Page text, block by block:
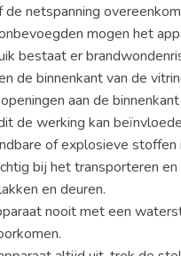
de netspanning
mogen het
bestaat er
de binnenkant van de
aan de
de werking kan
of explosieve stoffen
bij het transporteren
en deuren.
nooit met een